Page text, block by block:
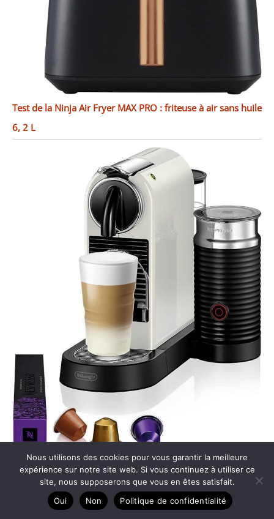
Test de la Ninja Air Fryer MAX PRO : friteuse à air sans huile
6, 2 L
Test De’Longhi Nespresso Citiz & Milk En267.Wae :
machine à café polyvalente 19 bars
Nous utilisons des cookies pour vous garantir la meilleure
expérience sur notre site web. Si vous continuez à utiliser ce
site, nous supposerons que vous en êtes satisfait.
Oui
Non Politique de confidentialité